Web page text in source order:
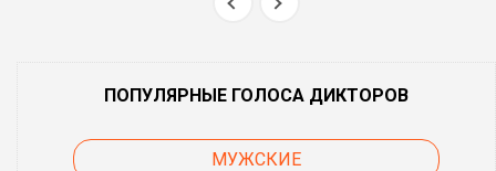
ПОПУЛЯРНЫЕ ГОЛОСА ДИКТОРОВ
МУЖСКИЕ